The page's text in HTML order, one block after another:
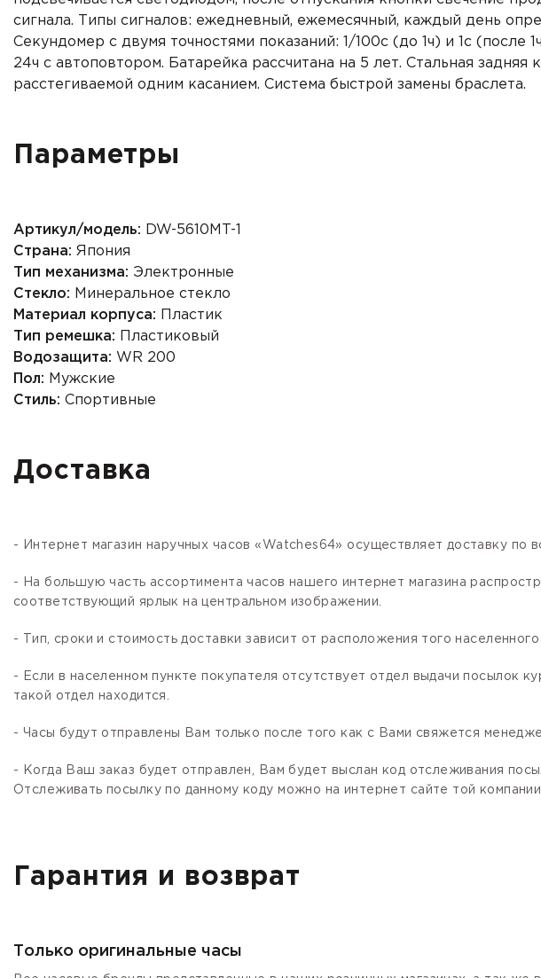
сигнала. Типы сигналов: ежедневный, ежемесячный, каждый день
Секундомер с двумя точностями показаний: 1/100с (до 1ч) и 1с (после
24ч с автоповтором. Батарейка рассчитана на 5 лет. Стальная
расстегиваемой одним касанием. Система быстрой замены браслета.
Параметры
Артикул/модель: DW-5610MT-1
Страна: Япония
Тип механизма: Электронные
Стекло: Минеральное стекло
Материал корпуса: Пластик
Тип ремешка: Пластиковый
Водозащита: WR 200
Пол: Мужские
Стиль: Спортивные
Доставка
- Интернет магазин наручных часов «Watches64» осуществляет доставку по
- На большую часть ассортимента часов нашего интернет магазина
соответствующий ярлык на центральном изображении.
- Тип, сроки и стоимость доставки зависит от расположения того
- Если в населенном пункте покупателя отсутствует отдел выдачи посылок
такой отдел находится.
- Часы будут отправлены Вам только после того как с Вами свяжется
- Когда Ваш заказ будет отправлен, Вам будет выслан код отслеживания
Отслеживать посылку по данному коду можно на интернет сайте той
Гарантия и возврат
Только оригинальные часы